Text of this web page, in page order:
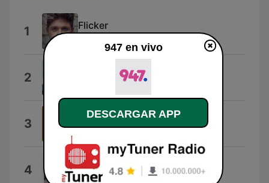
1 Flicker
2 Cold Shoulder
3 Doja Cat
Type Beat
4 MAYBE.
SIENNA SPIRO
947 en vivo
DESCARGAR APP